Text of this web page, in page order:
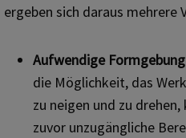
ergeben sich daraus mehrere
Aufwendige
die Möglichkeit, das
zu neigen und zu
zuvor unzugängliche